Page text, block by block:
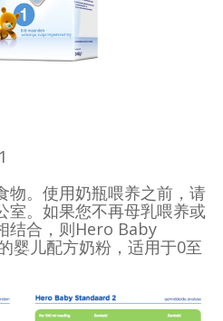
物。使用奶瓶喂养之前，请
室。如果您不再母乳喂养或
结合，则Hero Baby
婴儿配方奶粉，适用于0至